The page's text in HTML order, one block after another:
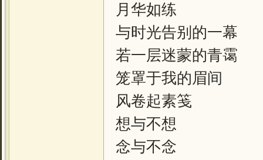
月华如练
与时光告别的一幕
若一层迷蒙的青霭
笼罩于我的眉间
风卷起素笺
想与不想
念与不念